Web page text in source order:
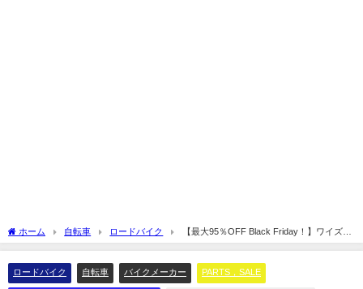
ホーム 自転車 ロードバイク
【最大95％OFF Black Friday！】ワイズロ
ード ブラックフライデー ロードバイクもお買い得に！！
ロードバイク 自転車 バイクメーカー PARTS，SALE